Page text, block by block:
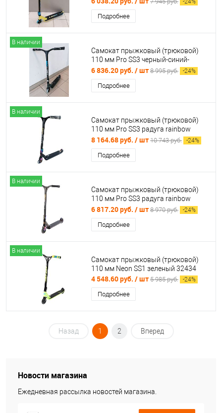
-24%
Подробнее
В наличии
Самокат прыжковый (трюковой)
110 мм Pro SS3 черный-синий-
зеленый 03424
6 836.20 руб. / шт 8 995 руб. -24%
Подробнее
В наличии
Самокат прыжковый (трюковой)
110 мм Pro SS3 радуга rainbow
черный 03423
8 164.68 руб. / шт 10 743 руб. -24%
Подробнее
В наличии
Самокат прыжковый (трюковой)
110 мм Pro SS3 радуга rainbow
32203 Тойз
6 817.20 руб. / шт 8 970 руб. -24%
Подробнее
В наличии
Самокат прыжковый (трюковой)
110 мм Neon SS1 зеленый 32434
4 548.60 руб. / шт 5 985 руб. -24%
Подробнее
Назад 1 2 Вперед
Новости магазина
Ежедневная рассылка новостей магазина.